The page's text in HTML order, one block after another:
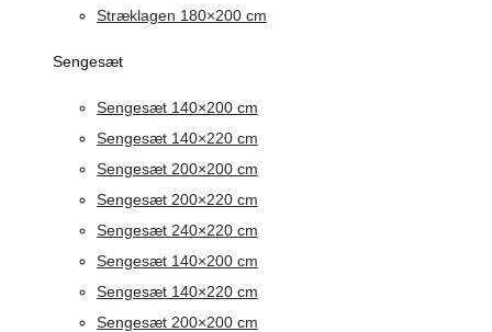
Stræklagen 180×200 cm
Sengesæt
Sengesæt 140×200 cm
Sengesæt 140×220 cm
Sengesæt 200×200 cm
Sengesæt 200×220 cm
Sengesæt 240×220 cm
Sengesæt 140×200 cm
Sengesæt 140×220 cm
Sengesæt 200×200 cm